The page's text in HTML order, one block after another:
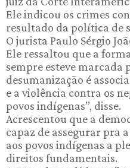
Ele indicou os crimes
resultado da política de
O jurista Paulo Sérgio
Ele ressaltou que a
sempre esteve marcada
desumanização é
e a violência contra os
povos indígenas”, disse.
Acrescentou que a
capaz de assegurar pra
aos povos indígenas a
direitos fundamentais.